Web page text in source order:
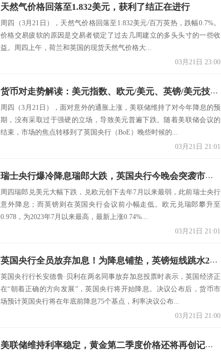
天然气价格回落至1.832美元，获利了结正在进行
周四（3月21日），天然气价格回落至1.832美元/百万英热，跌幅0.7%。
价格交易疲软的原因是交易者锁定了过去几周建立的多头头寸的一些收
益。周四上午，荷兰和英国的现货天然气价格大...
03月21日 23:00
货币对走势解读：美元指数、欧元/美元、英镑/美元技术分析
周四（3月21日），面对意外的通胀上涨，美联储维持了对今年降息的预
期，没有采取过于强硬的立场，导致美元普遍下跌。随着美联储会议的
结束，市场的焦点转移到了英国央行（BoE）晚些时候的...
03月21日 21:01
瑞士央行爆冷降息瑞郎大跌，英国央行今晚会突袭市场吗？
周四瑞郎兑美元大幅下跌，兑欧元创下去年7月以来最弱，此前瑞士央行
意外降息；而英镑则在英国央行会议前小幅走低。欧元兑瑞郎攀升至
0.978，为2023年7月以来最高，最新上涨0.74%...
03月21日 21:01
英国央行全员放弃加息！为降息铺垫，英镑短线跳水20点后反弹
英国央行行长安德鲁·贝利在两名同事放弃加息投票时表示，英国经济正
在“朝着正确的方向发展”，英国央行将开始降息。决议公布后，货币市
场预计英国央行将在年底前降息75个基点，利率决议公布...
03月21日 21:00
美联储维持利率稳定，黄金第二季度价格还将再创记录？